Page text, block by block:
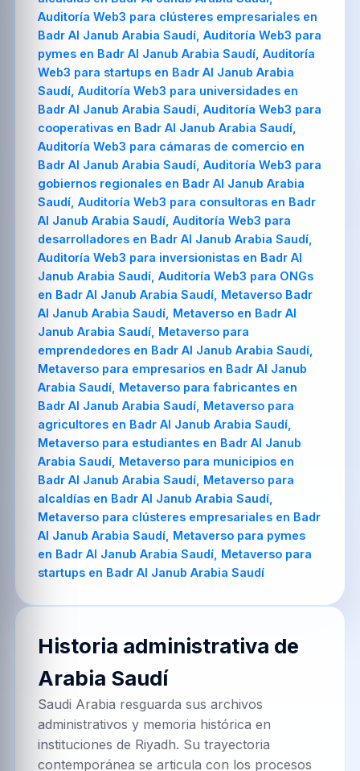
Historia administrativa de
Arabia Saudí
Saudi Arabia resguarda sus archivos
administrativos y memoria histórica en
instituciones de Riyadh. Su trayectoria
contemporánea se articula con los procesos